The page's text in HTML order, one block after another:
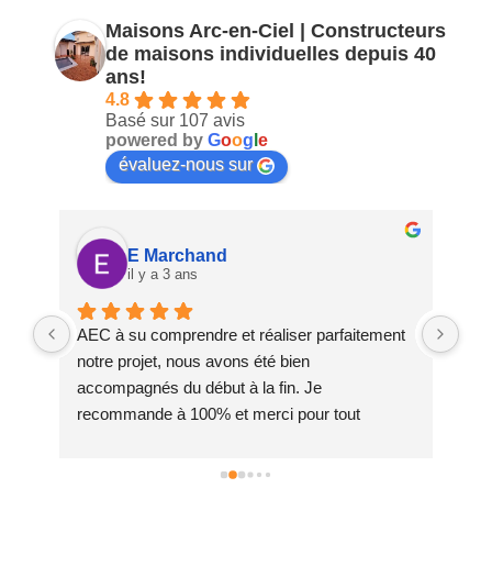
Maisons Arc-en-Ciel | Constructeurs
de maisons individuelles depuis 40
ans!
4.8
Basé sur 107 avis
powered by Goog e
évaluez-nous sur
E Marchand
il y a 3 ans
AEC à su comprendre et réaliser parfaitement
notre projet, nous avons été bien
accompagnés du début à la fin. Je
recommande à 100% et merci pour tout